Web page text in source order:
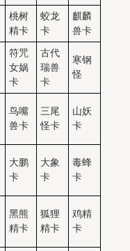
桃树
精卡
蛟龙
卡
麒麟
兽卡
符咒
女娲
卡
古代
瑞兽
卡
寒钢
怪
鸟嘴
兽卡
三尾
怪卡
山妖
卡
大鹏
卡
大象
卡
毒蜂
卡
黑熊
精卡
狐狸
精卡
鸡精
卡